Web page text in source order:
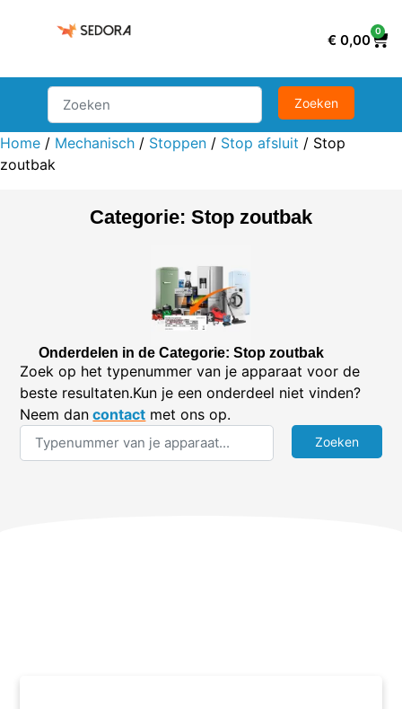
€ 0,00
0
Home / Mechanisch / Stoppen / Stop afsluit / Stop
zoutbak
Categorie: Stop zoutbak
Onderdelen in de Categorie: Stop zoutbak
Zoek op het typenummer van je apparaat voor de
beste resultaten.Kun je een onderdeel niet vinden?
Neem dan contact met ons op.